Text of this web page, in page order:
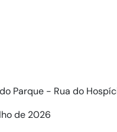
Parque - Rua do
de 2026